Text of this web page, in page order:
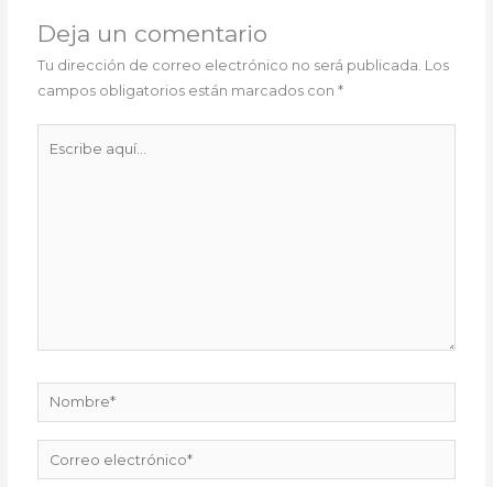
Deja un comentario
Tu dirección de correo electrónico no será publicada. Los
campos obligatorios están marcados con*
Nombre*
Correo
electrónico*